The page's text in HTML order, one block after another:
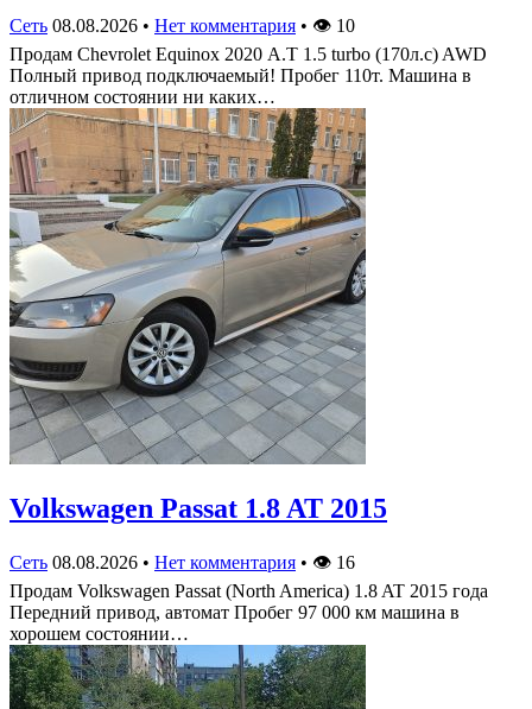
Сеть 08.08.2026 • Нет комментария • 👁 10
Продам Chevrolet Equinox 2020 А.Т 1.5 turbo (170л.с) AWD
Полный привод подключаемый! Пробег 110т. Машина в
отличном состоянии ни каких…
Volkswagen Passat 1.8 AT 2015
Сеть 08.08.2026 • Нет комментария • 👁 16
Продам Volkswagen Passat (North America) 1.8 AT 2015 года
Передний привод, автомат Пробег 97 000 км машина в
хорошем состоянии…